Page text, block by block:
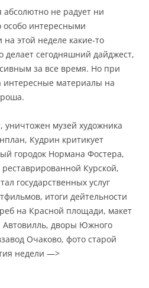
не радует ни
особо интересными
этой неделе какие-то
сегодняшний дайджест,
за все время. Но при
интересные материалы на
музей художника
Кудрин критикует
городок Нормана Фостера,
Курской,
государственных услуг
итоги дейтельности
на Красной площади, макет
Автовилль, дворы Южного
Очаково, фото старой
недели —>